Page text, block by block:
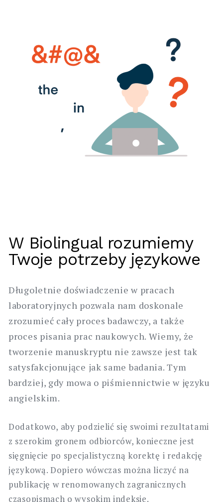
W Biolingual rozumiemy
Twoje potrzeby językowe
Długoletnie doświadczenie w pracach
laboratoryjnych pozwala nam doskonale
zrozumieć cały proces badawczy, a także
proces pisania prac naukowych. Wiemy, że
tworzenie manuskryptu nie zawsze jest tak
satysfakcjonujące jak same badania. Tym
bardziej, gdy mowa o piśmiennictwie w języku
angielskim.
Dodatkowo, aby podzielić się swoimi rezultatami
z szerokim gronem odbiorców, konieczne jest
sięgnięcie po specjalistyczną korektę i redakcję
językową. Dopiero wówczas można liczyć na
publikację w renomowanych zagranicznych
czasopismach o wysokim indeksie.